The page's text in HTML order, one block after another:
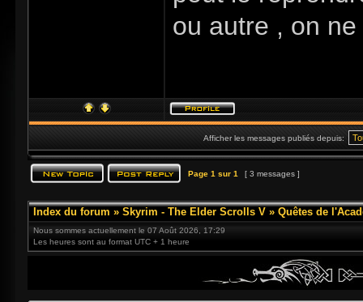
ou autre , on
Afficher les messages publiés depuis:
Page 1 sur 1 [ 3 messages ]
Index du forum » Skyrim - The Elder Scrolls V » Quêtes de
Nous sommes actuellement le 07 Août 2026, 17:29
Les heures sont au format UTC + 1 heure